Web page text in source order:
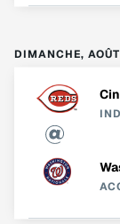
DIMANCHE,